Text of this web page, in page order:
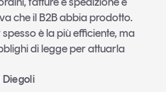
che il B2B abbia prodotto.
è la più efficiente, ma
di legge per attuarla
Diegoli